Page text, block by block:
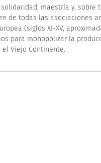
maestría y, sobre
de todas las asociaciones
(siglos XI-XV,
para monopolizar la
Viejo Continente.